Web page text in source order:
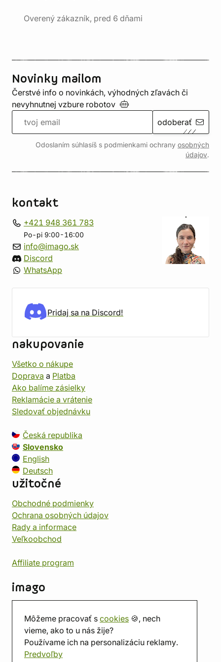
Môžeme pracovať s cookies 🍪, nech
vieme, ako to u nás žije?
Používame ich na personalizáciu reklamy.
Predvoľby
Overený zákazník, pred 6 dňami
Novinky mailom
Čerstvé info o novinkách, výhodných zľavách či
nevyhnutnej vzbure robotov
odoberať
Odoslaním súhlasíš s podmienkami ochrany osobných
údajov.
kontakt
+421 948 361 783
Po-pi 9:00-16:00
info@imago.sk
Discord
WhatsApp
Pridaj sa na Discord!
nakupovanie
Všetko o nákupe
Doprava a Platba
Ako balíme zásielky
Reklamácie a vrátenie
Sledovať objednávku
Česká republika
Slovensko
English
Deutsch
užitočné
Obchodné podmienky
Ochrana osobných údajov
Rady a informace
Veľkoobchod
Affiliate program
imago
Predajňa
Herňa
O nás
Hodnotenie obchodu